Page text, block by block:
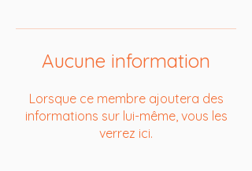
Aucune information
Lorsque ce membre ajoutera des
informations sur lui-même, vous les
verrez ici.